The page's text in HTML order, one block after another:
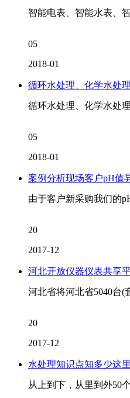
智能电表、智能水表、
05
2018-01
循环水处理、化学水处
循环水处理、化学水处
05
2018-01
案例分析现场客户pH值
由于客户新采购我们的
20
2017-12
河北开放仪器仪表共享
河北省将河北省5040台
20
2017-12
水处理知识点知多少这
从上到下，从里到外50